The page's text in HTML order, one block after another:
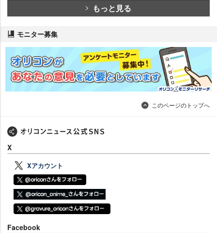
もっと見る
モニター募集
このページのトップへ
X
Xアカウント
Facebook